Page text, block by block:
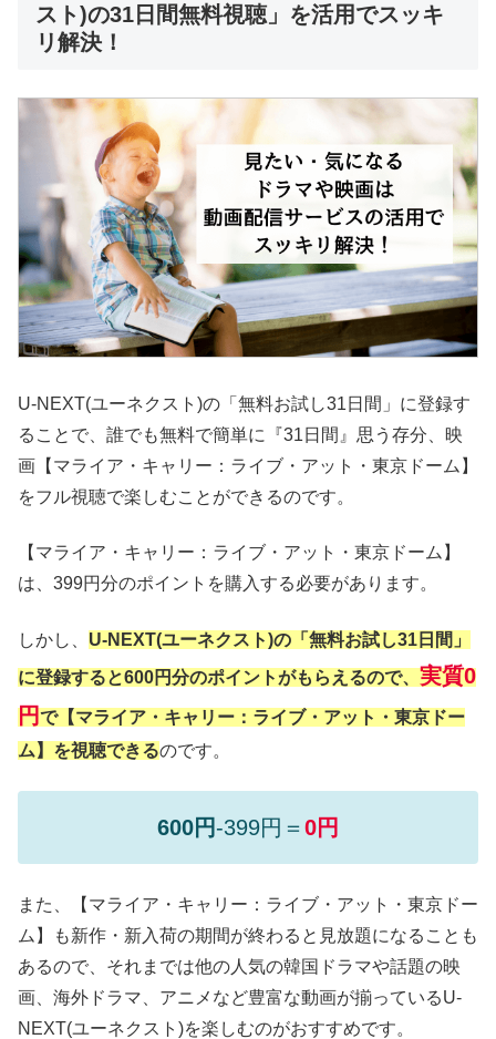
スト)の31日間無料視聴」を活用でスッキ
リ解決！
U-NEXT(ユーネクスト)の「無料お試し31日間」に登録す
ることで、誰でも無料で簡単に『31日間』思う存分、映
画【マライア・キャリー：ライブ・アット・東京ドーム】
をフル視聴で楽しむことができるのです。
【マライア・キャリー：ライブ・アット・東京ドーム】
は、399円分のポイントを購入する必要があります。
しかし、 U-NEXT(ユーネクスト)の「無料お試し31日間」
に登録すると600円分のポイントがもらえるので、 実質0
円で【マライア・キャリー：ライブ・アット・東京ドー
ム】を視聴できるのです。
600円-399円＝0円
また、【マライア・キャリー：ライブ・アット・東京ドー
ム】も新作・新入荷の期間が終わると見放題になることも
あるので、それまでは他の人気の韓国ドラマや話題の映
画、海外ドラマ、アニメなど豊富な動画が揃っているU-
NEXT(ユーネクスト)を楽しむのがおすすめです。